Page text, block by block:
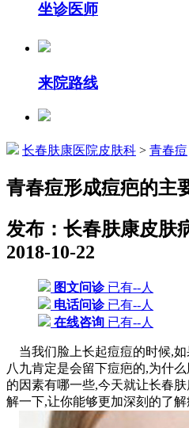
坐诊医师
来院路线
长春肤康医院皮肤科 > 青春痘
青春痘形成痘疤的主
发布：长春肤康皮肤
2018-10-22
图文问诊已有--人
电话问诊已有--人
在线咨询 已有--人
当我们脸上长起痘痘的时候,
八九肯定是会留下痘疤的,为什
的因素有哪一些,今天就让长春
解一下,让你能够更加深刻的了